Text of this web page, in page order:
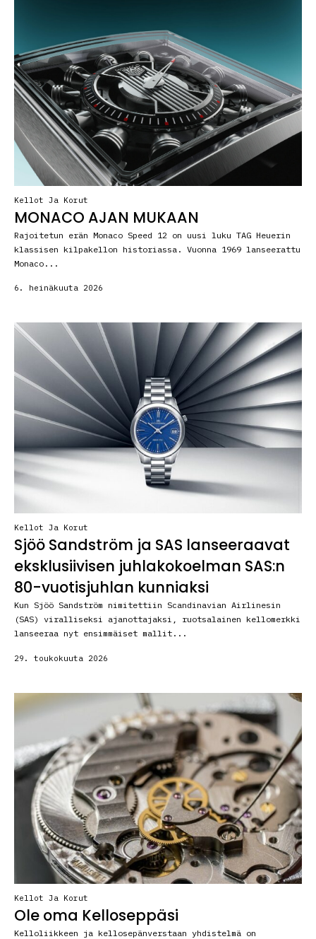
Kellot Ja Korut
MONACO AJAN MUKAAN
Rajoitetun erän Monaco Speed 12 on uusi luku TAG Heuerin
klassisen kilpakellon historiassa. Vuonna 1969 lanseerattu
Monaco...
6. heinäkuuta 2026
Kellot Ja Korut
Sjöö Sandström ja SAS lanseeraavat
eksklusiivisen juhlakokoelman SAS:n
80-vuotisjuhlan kunniaksi
Kun Sjöö Sandström nimitettiin Scandinavian Airlinesin
(SAS) viralliseksi ajanottajaksi, ruotsalainen kellomerkki
lanseeraa nyt ensimmäiset mallit...
29. toukokuuta 2026
Kellot Ja Korut
Ole oma Kelloseppäsi
Kelloliikkeen ja kellosepänverstaan yhdistelmä on